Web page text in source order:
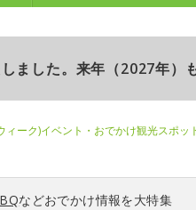
ました。来年（2027年）
ーク)イベント・おでかけ観光スポッ
などおでかけ情報を大特集